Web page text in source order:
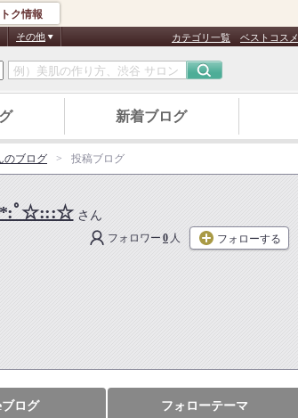
ク情報
その他 カテゴリ一覧 ベストコスメ
新着ブログ
ブログ 投稿ブログ
ﾟ☆:::☆ さん
フォロワー 0 人 フォローする
ログ
フォローテーマ